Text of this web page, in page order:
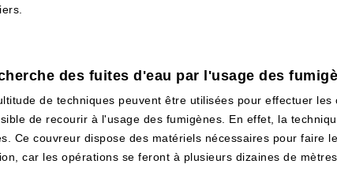
des fuites d'eau par l'usage des
de techniques peuvent être utilisées pour effectuer
de recourir à l'usage des fumigènes. En effet, la
Ce couvreur dispose des matériels nécessaires pour
car les opérations se feront à plusieurs dizaines de